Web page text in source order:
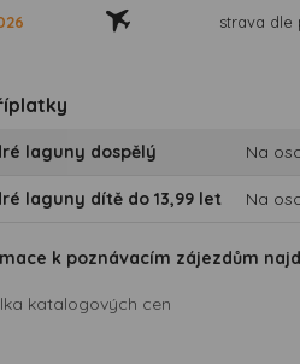
strava dle
laguny dospělý Na
laguny dítě do 13,99 let Na
k poznávacím zájezdům
katalogových cen